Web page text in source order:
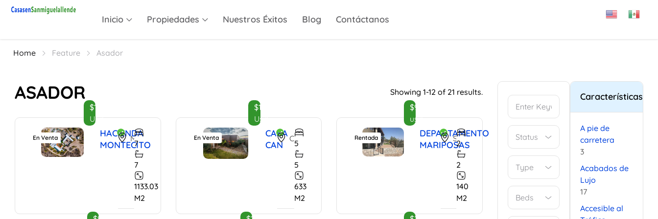
Inicio Propiedades Nuestros Éxitos Blog Contáctanos
Home Feature Asador
ASADOR Showing 1-12 of 21 results.
En Venta
$1,995,000
Usd
HACIENDA
MONTECITO
Montecillo De Milpa, San Miguel de Allende, Guanajuato, 37890, Mexico
7
7
1133.03
M2
En Venta
$1,390,000
Usd
CASA
CAN
Camino Real, San Miguel de Allende, Guanajuato, 37720, Mexico
5
5
633
M2
Rentada
$900
usd
DEPARTAMENTO
MARIPOSAS
San Miguel de Allende, Guanajuato, Mexico
2
2
140
M2
Type
Beds
Características
A pie de
carretera
3
Acabados de
Lujo
17
Accesible al